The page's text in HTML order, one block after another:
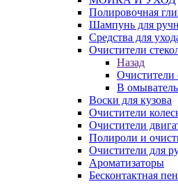
Полировочная
Шампунь для
Средства для
Очистители
Назад
Очистители
В омыватель
Воски для кузова
Очистители
Очистители
Полироли и
Очистители для
Ароматизаторы
Бесконтактная